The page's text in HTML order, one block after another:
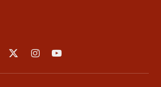
X
(Twitter)
InstagramYouTube